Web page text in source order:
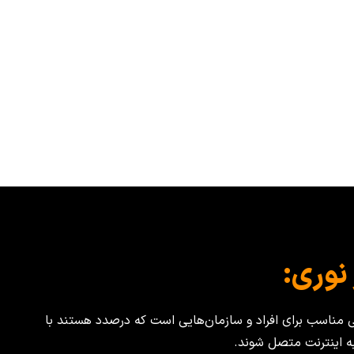
مناسب برای افراد و سازمان‌هایی است که درصدد هستند با
اینترنت متصل شوند.